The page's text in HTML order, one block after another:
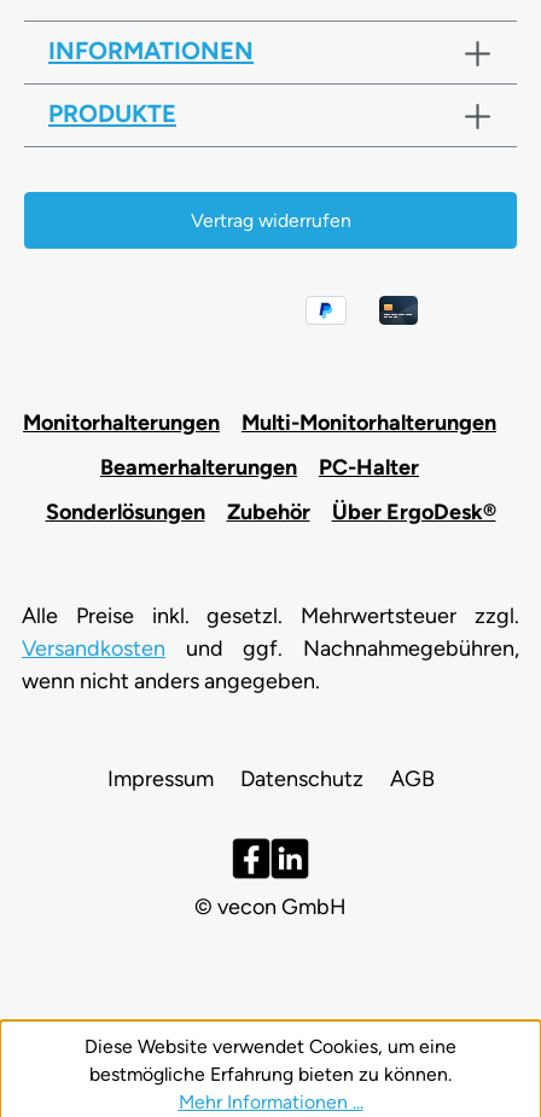
INFORMATIONEN
PRODUKTE
Vertrag widerrufen
Monitorhalterungen
Multi-Monitorhalterungen
Beamerhalterungen
PC-Halter
Sonderlösungen
Zubehör Über ErgoDesk®
Alle Preise inkl. gesetzl. Mehrwertsteuer zzgl.
Versandkosten und ggf. Nachnahmegebühren,
wenn nicht anders angegeben.
Impressum Datenschutz AGB
© vecon GmbH
Diese Website verwendet Cookies, um eine
bestmögliche Erfahrung bieten zu können.
Mehr Informationen ...